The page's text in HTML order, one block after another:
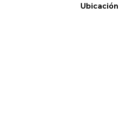
Ubicación